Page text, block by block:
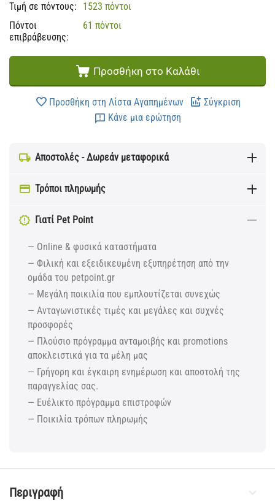
Τιμή σε πόντους:
1523 πόντοι
Πόντοι
επιβράβευσης:
61 πόντοι
Προσθήκη στο Καλάθι
Προσθήκη στη Λίστα Αγαπημένων
Σύγκριση
Κάνε μια ερώτηση
Αποστολές - Δωρεάν μεταφορικά
Τρόποι πληρωμής
Γιατί Pet Point
— Online & φυσικά καταστήματα
— Φιλική και εξειδικευμένη εξυπηρέτηση από την
ομάδα του petpoint.gr
— Μεγάλη ποικιλία που εμπλουτίζεται συνεχώς
— Ανταγωνιστικές τιμές και μεγάλες και συχνές
προσφορές
— Πλούσιο πρόγραμμα ανταμοιβής και promotions
αποκλειστικά για τα μέλη μας
— Γρήγορη και έγκαιρη ενημέρωση και αποστολή της
παραγγελίας σας.
— Ευέλικτο πρόγραμμα επιστροφών
— Ποικιλία τρόπων πληρωμής
Περιγραφή